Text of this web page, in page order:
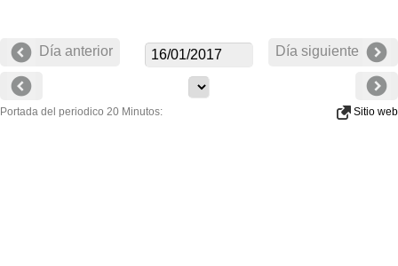
Día anterior Día siguiente
Portada del periodico 20 Minutos: Sitio web